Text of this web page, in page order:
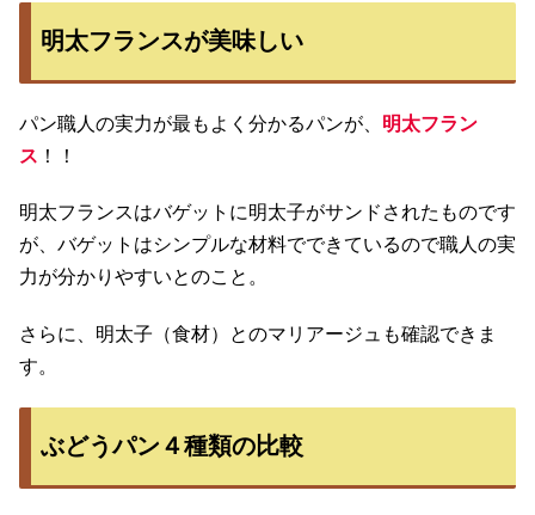
明太フランスが美味しい
パン職人の実力が最もよく分かるパンが、 明太フラン
ス ！！
明太フランスはバゲットに明太子がサンドされたものです
が、バゲットはシンプルな材料でできているので職人の実
力が分かりやすいとのこと。
さらに、明太子（食材）とのマリアージュも確認できま
す。
ぶどうパン４種類の比較